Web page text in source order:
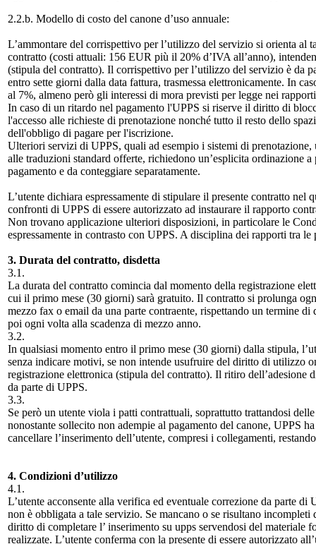
2.2.b. Modello di costo del canone d’uso annuale:
L’ammontare del corrispettivo per l’utilizzo del servizio si orienta
contratto (costi attuali: 156 EUR più il 20% d’IVA all’anno),
(stipula del contratto). Il corrispettivo per l’utilizzo del servizio è da
entro sette giorni dalla data fattura, trasmessa elettronicamente. In
al 7%, almeno però gli interessi di mora previsti per legge nei
In caso di un ritardo nel pagamento l'UPPS si riserve il diritto di
l'accesso alle richieste di prenotazione nonché tutto il resto dello
dell'obbligo di pagare per l'iscrizione.
Ulteriori servizi di UPPS, quali ad esempio i sistemi di
alle traduzioni standard offerte, richiedono un’esplicita ordinazione
pagamento e da conteggiare separatamente.
L’utente dichiara espressamente di stipulare il presente contratto
confronti di UPPS di essere autorizzato ad instaurare il rapporto
Non trovano applicazione ulteriori disposizioni, in particolare le
espressamente in contrasto con UPPS. A disciplina dei rapporti tra
3. Durata del contratto, disdetta
3.1.
La durata del contratto comincia dal momento della registrazione
cui il primo mese (30 giorni) sarà gratuito. Il contratto si prolunga
mezzo fax o email da una parte contraente, rispettando un termine
poi ogni volta alla scadenza di mezzo anno.
3.2.
In qualsiasi momento entro il primo mese (30 giorni) dalla stipula,
senza indicare motivi, se non intende usufruire del diritto di utilizzo
registrazione elettronica (stipula del contratto). Il ritiro
da parte di UPPS.
3.3.
Se però un utente viola i patti contrattuali, soprattutto trattandosi
nonostante sollecito non adempie al pagamento del canone, UPPS
cancellare l’inserimento dell’utente, compresi i collegamenti,
4. Condizioni d’utilizzo
4.1.
L’utente acconsente alla verifica ed eventuale correzione da parte
non è obbligata a tale servizio. Se mancano o se risultano
diritto di completare l’ inserimento su upps servendosi del materiale
realizzate. L’utente conferma con la presente di essere autorizzato